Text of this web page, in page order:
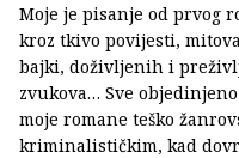
Moje je pisanje od prvog
kroz tkivo povijesti,
bajki, doživljenih i
zvukova… Sve
moje romane teško
kriminalističkim, kad